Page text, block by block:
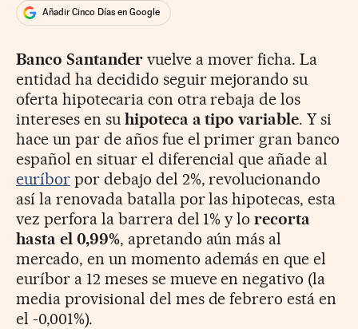
Añadir Cinco Días en Google
Banco Santandervuelve a mover ficha. La
entidad ha decidido seguir mejorando su
oferta hipotecaria con otra rebaja de los
intereses en su hipoteca a tipo variable. Y si
hace un par de años fue el primer gran banco
español en situar el diferencial que añade al
euríborpor debajo del 2%, revolucionando
así la renovada batalla por las hipotecas, esta
vez perfora la barrera del 1% y lorecorta
hasta el 0,99%, apretando aún más al
mercado, en un momento además en que el
euríbor a 12 meses se mueve en negativo (la
media provisional del mes de febrero está en
el -0,001%).